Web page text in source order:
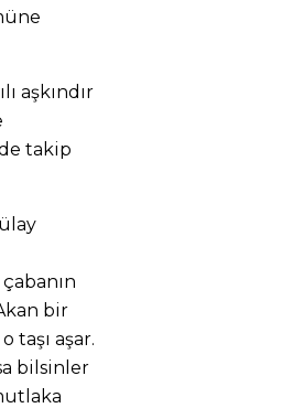
aşkındır
takip
bir
taşı aşar.
bilsinler